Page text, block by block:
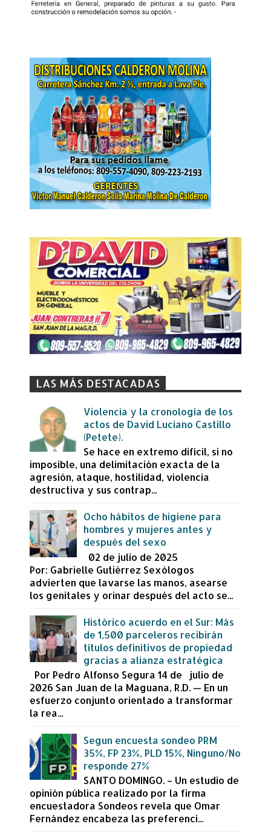
LAS MÁS DESTACADAS
Violencia y la cronología de los
actos de David Luciano Castillo
(Petete).
Se hace en extremo difícil, si no
imposible, una delimitación exacta de la
agresión, ataque, hostilidad, violencia
destructiva y sus contrap...
Ocho hábitos de higiene para
hombres y mujeres antes y
después del sexo
02 de julio de 2025
Por: Gabrielle Gutiérrez Sexólogos
advierten que lavarse las manos, asearse
los genitales y orinar después del acto se...
Histórico acuerdo en el Sur: Más
de 1,500 parceleros recibirán
títulos definitivos de propiedad
gracias a alianza estratégica
Por Pedro Alfonso Segura 14 de julio de
2026 San Juan de la Maguana, R.D. — En un
esfuerzo conjunto orientado a transformar
la rea...
Segun encuesta sondeo PRM
35%, FP 23%, PLD 15%, Ninguno/No
responde 27%
SANTO DOMINGO. – Un estudio de
opinión pública realizado por la firma
encuestadora Sondeos revela que Omar
Fernández encabeza las preferenci...